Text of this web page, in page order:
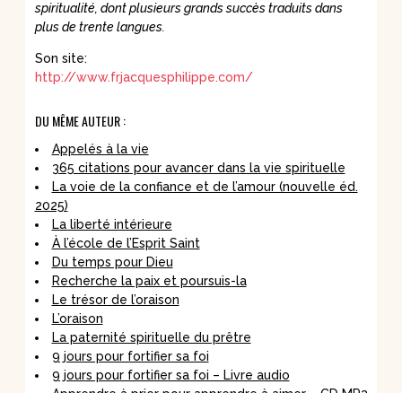
spiritualité, dont plusieurs grands succès traduits dans
plus de trente langues.
Son site:
http://www.frjacquesphilippe.com/
DU MÊME AUTEUR :
Appelés à la vie
365 citations pour avancer dans la vie spirituelle
La voie de la confiance et de l’amour (nouvelle éd.
2025)
La liberté intérieure
À l’école de l’Esprit Saint
Du temps pour Dieu
Recherche la paix et poursuis-la
Le trésor de l’oraison
L’oraison
La paternité spirituelle du prêtre
9 jours pour fortifier sa foi
9 jours pour fortifier sa foi – Livre audio